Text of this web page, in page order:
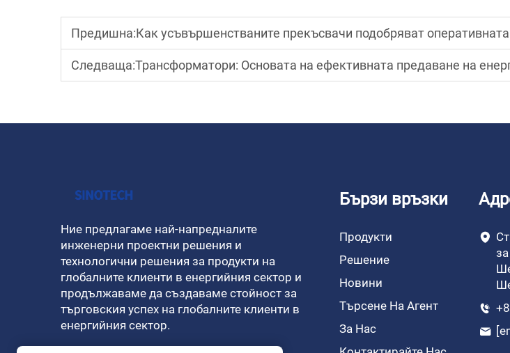
Предишна:Как усъвършенстваните прекъсвачи подобряват оперативната
Следваща:Трансформатори: Основата на ефективната предаване на
Ние предлагаме най-напредналите
инженерни проектни решения и
технологични решения за продукти на
глобалните клиенти в енергийния сектор и
продължаваме да създаваме стойност за
търговския успех на глобалните клиенти в
енергийния сектор.
Бързи връзки
Продукти
Решение
Новини
Търсене На Агент
За Нас